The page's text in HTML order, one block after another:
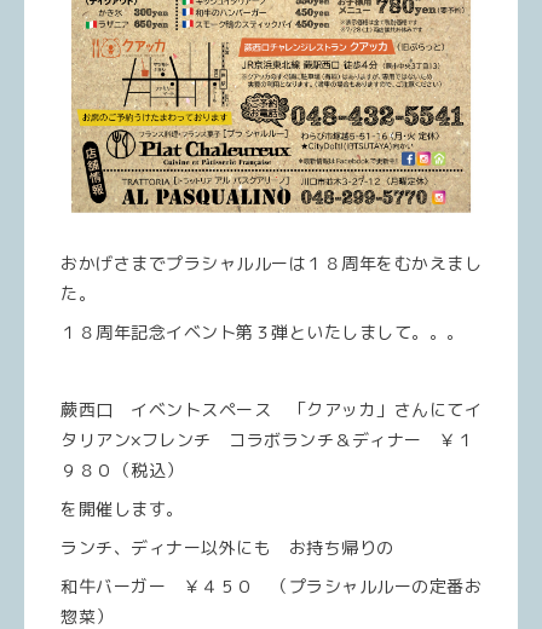
おかげさまでプラシャルルーは１８周年をむかえまし
た。
１８周年記念イベント第３弾といたしまして。。。
蕨西口 イベントスペース 「クアッカ」さんにてイ
タリアン×フレンチ コラボランチ＆ディナー ￥１
９８０（税込）
を開催します。
ランチ、ディナー以外にも お持ち帰りの
和牛バーガー ￥４５０ （プラシャルルーの定番お
惣菜）